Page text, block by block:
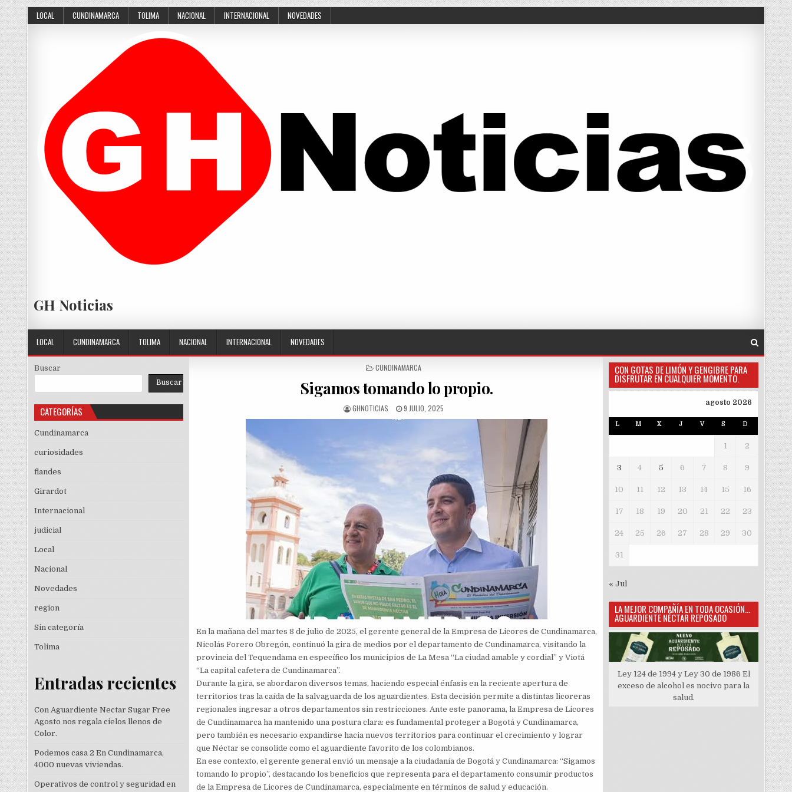
Skip
to
content
LOCAL CUNDINAMARCA TOLIMA NACIONAL INTERNACIONAL NOVEDADES
GH Noticias
LOCAL CUNDINAMARCA TOLIMA NACIONAL INTERNACIONAL NOVEDADES
POSTED
CUNDINAMARCA
Sigamos tomando lo propio.
AUTHOR:
GHNOTICIAS
PUBLISHED
DATE:
9 JULIO, 2025
En la mañana del martes 8 de julio de 2025, el gerente general de la Empresa de Licores de Cundinamarca,
Nicolás Forero Obregón, continuó la gira de medios por el departamento de Cundinamarca, visitando la
provincia del Tequendama en específico los municipios de La Mesa “La ciudad amable y cordial” y Viotá
“La capital cafetera de Cundinamarca”.
Durante la gira, se abordaron diversos temas, haciendo especial énfasis en la reciente apertura de
territorios tras la caída de la salvaguarda de los aguardientes. Esta decisión permite a distintas licoreras
regionales ingresar a otros departamentos sin restricciones. Ante este panorama, la Empresa de Licores
de Cundinamarca ha mantenido una postura clara: es fundamental proteger a Bogotá y Cundinamarca,
pero también es necesario expandirse hacia nuevos territorios para continuar el crecimiento y lograr
que Néctar se consolide como el aguardiente favorito de los colombianos.
En ese contexto, el gerente general envió un mensaje a la ciudadanía de Bogotá y Cundinamarca: “Sigamos
tomando lo propio”, destacando los beneficios que representa para el departamento consumir productos
de la Empresa de Licores de Cundinamarca, especialmente en términos de salud y educación.
Buscar
Buscar
CATEGORÍAS
Cundinamarca
curiosidades
flandes
Girardot
Internacional
judicial
Local
Nacional
Novedades
region
Sin categoría
Tolima
Entradas recientes
Con Aguardiente Nectar Sugar Free
Agosto nos regala cielos llenos de
Color.
Podemos casa 2 En Cundinamarca,
4000 nuevas viviendas.
Operativos de control y seguridad en
CON GOTAS DE LIMÓN Y GENGIBRE PARA
DISFRUTAR EN CUALQUIER MOMENTO.
agosto 2026
L M X J V S D
1 2
3 4 5 6 7 8 9
10 11 12 13 14 15 16
17 18 19 20 21 22 23
24 25 26 27 28 29 30
31
« Jul
LA MEJOR COMPAÑÍA EN TODA OCASIÓN…
AGUARDIENTE NÉCTAR REPOSADO
Ley 124 de 1994 y Ley 30 de 1986 El
exceso de alcohol es nocivo para la
salud.